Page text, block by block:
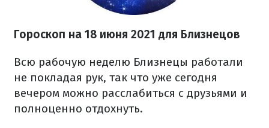
Гороскоп на 18 июня 2021 для Близнецов
Всю рабочую неделю Близнецы работали
не покладая рук, так что уже сегодня
вечером можно расслабиться с друзьями и
полноценно отдохнуть.